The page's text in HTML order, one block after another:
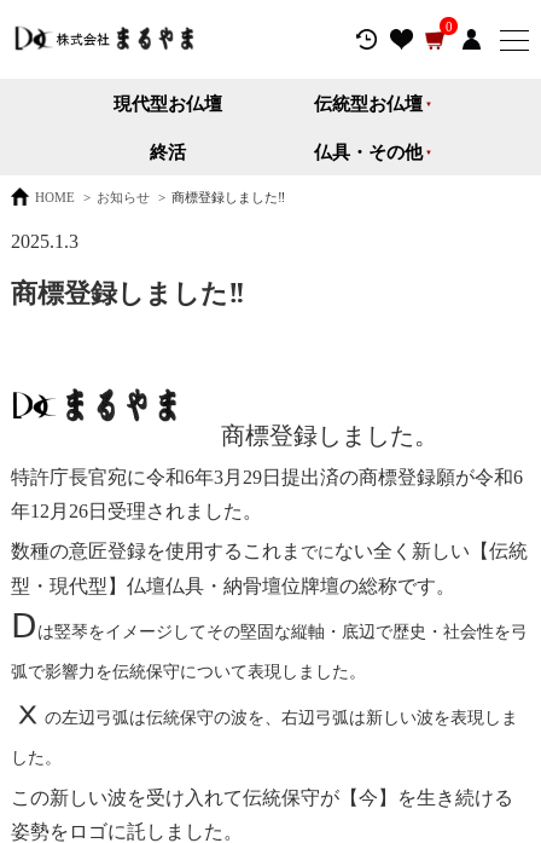
0
現代型お仏壇 伝統型お仏壇
終活 仏具・その他
HOME > お知らせ > 商標登録しました‼
2025.1.3
商標登録しました‼
商標登録しました。
特許庁長官宛に令和6年3月29日提出済の商標登録願が令和6
年12月26日受理されました。
数種の意匠登録を使用するこれま でにない全く新しい【伝統
型・現代型】仏壇仏具・納骨壇位牌壇の総称です。
Ⅾ は竪琴をイメージしてその堅固な縦軸・底辺で歴史・社会性を弓
弧で影響力を伝統保守について表現しました。
ⅹ の左辺弓弧は伝統保守の波を、右辺弓弧は新しい波を表現しま
した。
この新しい波を受け入れて伝統保守が【今】を生き続ける
姿勢をロゴに託しました。